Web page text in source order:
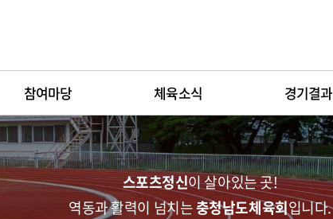
참여마당 체육소식 경기결과
전체메뉴 열기/닫기
스포츠정신이 살아있는 곳!
역동과 활력이 넘치는충청남도체육회입니다.